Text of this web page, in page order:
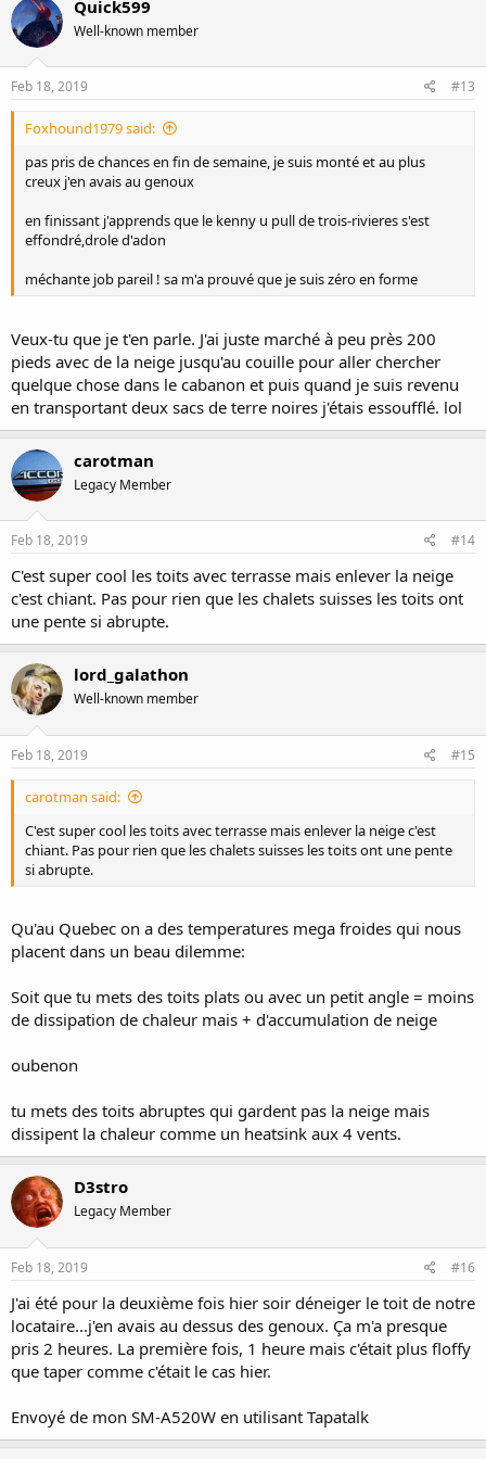
Quick599
Well-known member
Feb 18, 2019 #13
Foxhound1979 said:
pas pris de chances en fin de semaine, je suis monté et au plus
creux j'en avais au genoux
en finissant j'apprends que le kenny u pull de trois-rivieres s'est
effondré,drole d'adon
méchante job pareil ! sa m'a prouvé que je suis zéro en forme
Veux-tu que je t'en parle. J'ai juste marché à peu près 200
pieds avec de la neige jusqu'au couille pour aller chercher
quelque chose dans le cabanon et puis quand je suis revenu
en transportant deux sacs de terre noires j'étais essoufflé. lol
carotman
Legacy Member
Feb 18, 2019 #14
C'est super cool les toits avec terrasse mais enlever la neige
c'est chiant. Pas pour rien que les chalets suisses les toits ont
une pente si abrupte.
lord_galathon
Well-known member
Feb 18, 2019 #15
carotman said:
C'est super cool les toits avec terrasse mais enlever la neige c'est
chiant. Pas pour rien que les chalets suisses les toits ont une pente
si abrupte.
Qu'au Quebec on a des temperatures mega froides qui nous
placent dans un beau dilemme:
Soit que tu mets des toits plats ou avec un petit angle = moins
de dissipation de chaleur mais + d'accumulation de neige
oubenon
tu mets des toits abruptes qui gardent pas la neige mais
dissipent la chaleur comme un heatsink aux 4 vents.
D3stro
Legacy Member
Feb 18, 2019 #16
J'ai été pour la deuxième fois hier soir déneiger le toit de notre
locataire...j'en avais au dessus des genoux. Ça m'a presque
pris 2 heures. La première fois, 1 heure mais c'était plus floffy
que taper comme c'était le cas hier.
Envoyé de mon SM-A520W en utilisant Tapatalk